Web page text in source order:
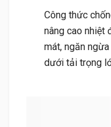
Công thức
nâng cao nhiệt
mát, ngăn
dưới tải trọng